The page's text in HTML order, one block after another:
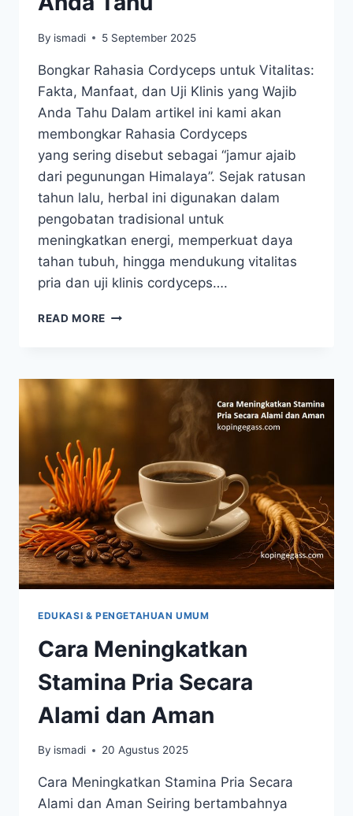
By ismadi 5 September 2025
Bongkar Rahasia Cordyceps untuk Vitalitas:
Fakta, Manfaat, dan Uji Klinis yang Wajib
Anda Tahu Dalam artikel ini kami akan
membongkar Rahasia Cordyceps
yang sering disebut sebagai “jamur ajaib
dari pegunungan Himalaya”. Sejak ratusan
tahun lalu, herbal ini digunakan dalam
pengobatan tradisional untuk
meningkatkan energi, memperkuat daya
tahan tubuh, hingga mendukung vitalitas
pria dan uji klinis cordyceps….
READ MORE BONGKAR
VITALITAS:
UJI
KLINIS
YANG
WAJIB
ANDA
TAHU
EDUKASI & PENGETAHUAN UMUM
Cara Meningkatkan
Stamina Pria Secara
Alami dan Aman
By ismadi 20 Agustus 2025
Cara Meningkatkan Stamina Pria Secara
Alami dan Aman Seiring bertambahnya